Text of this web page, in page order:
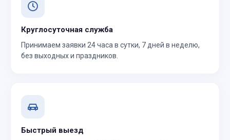
Круглосуточная служба
Принимаем заявки 24 часа в сутки, 7 дней в неделю,
без выходных и праздников.
Быстрый выезд